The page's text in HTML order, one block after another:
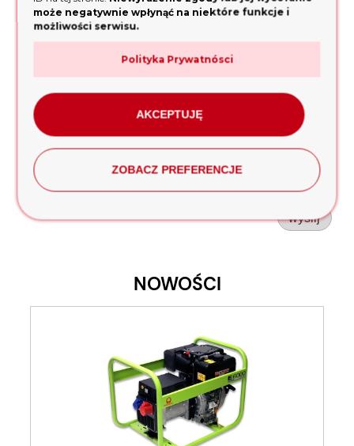
Twoja opinia:
wyślij
NOWOŚCI
może negatywnie wpłynąć na niektóre funkcje i
możliwości serwisu.
Polityka Prywatnósci
AKCEPTUJĘ
ZOBACZ PREFERENCJE